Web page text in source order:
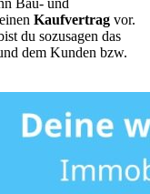
Kaufvertrag vor.
du sozusagen das
dem Kunden bzw.